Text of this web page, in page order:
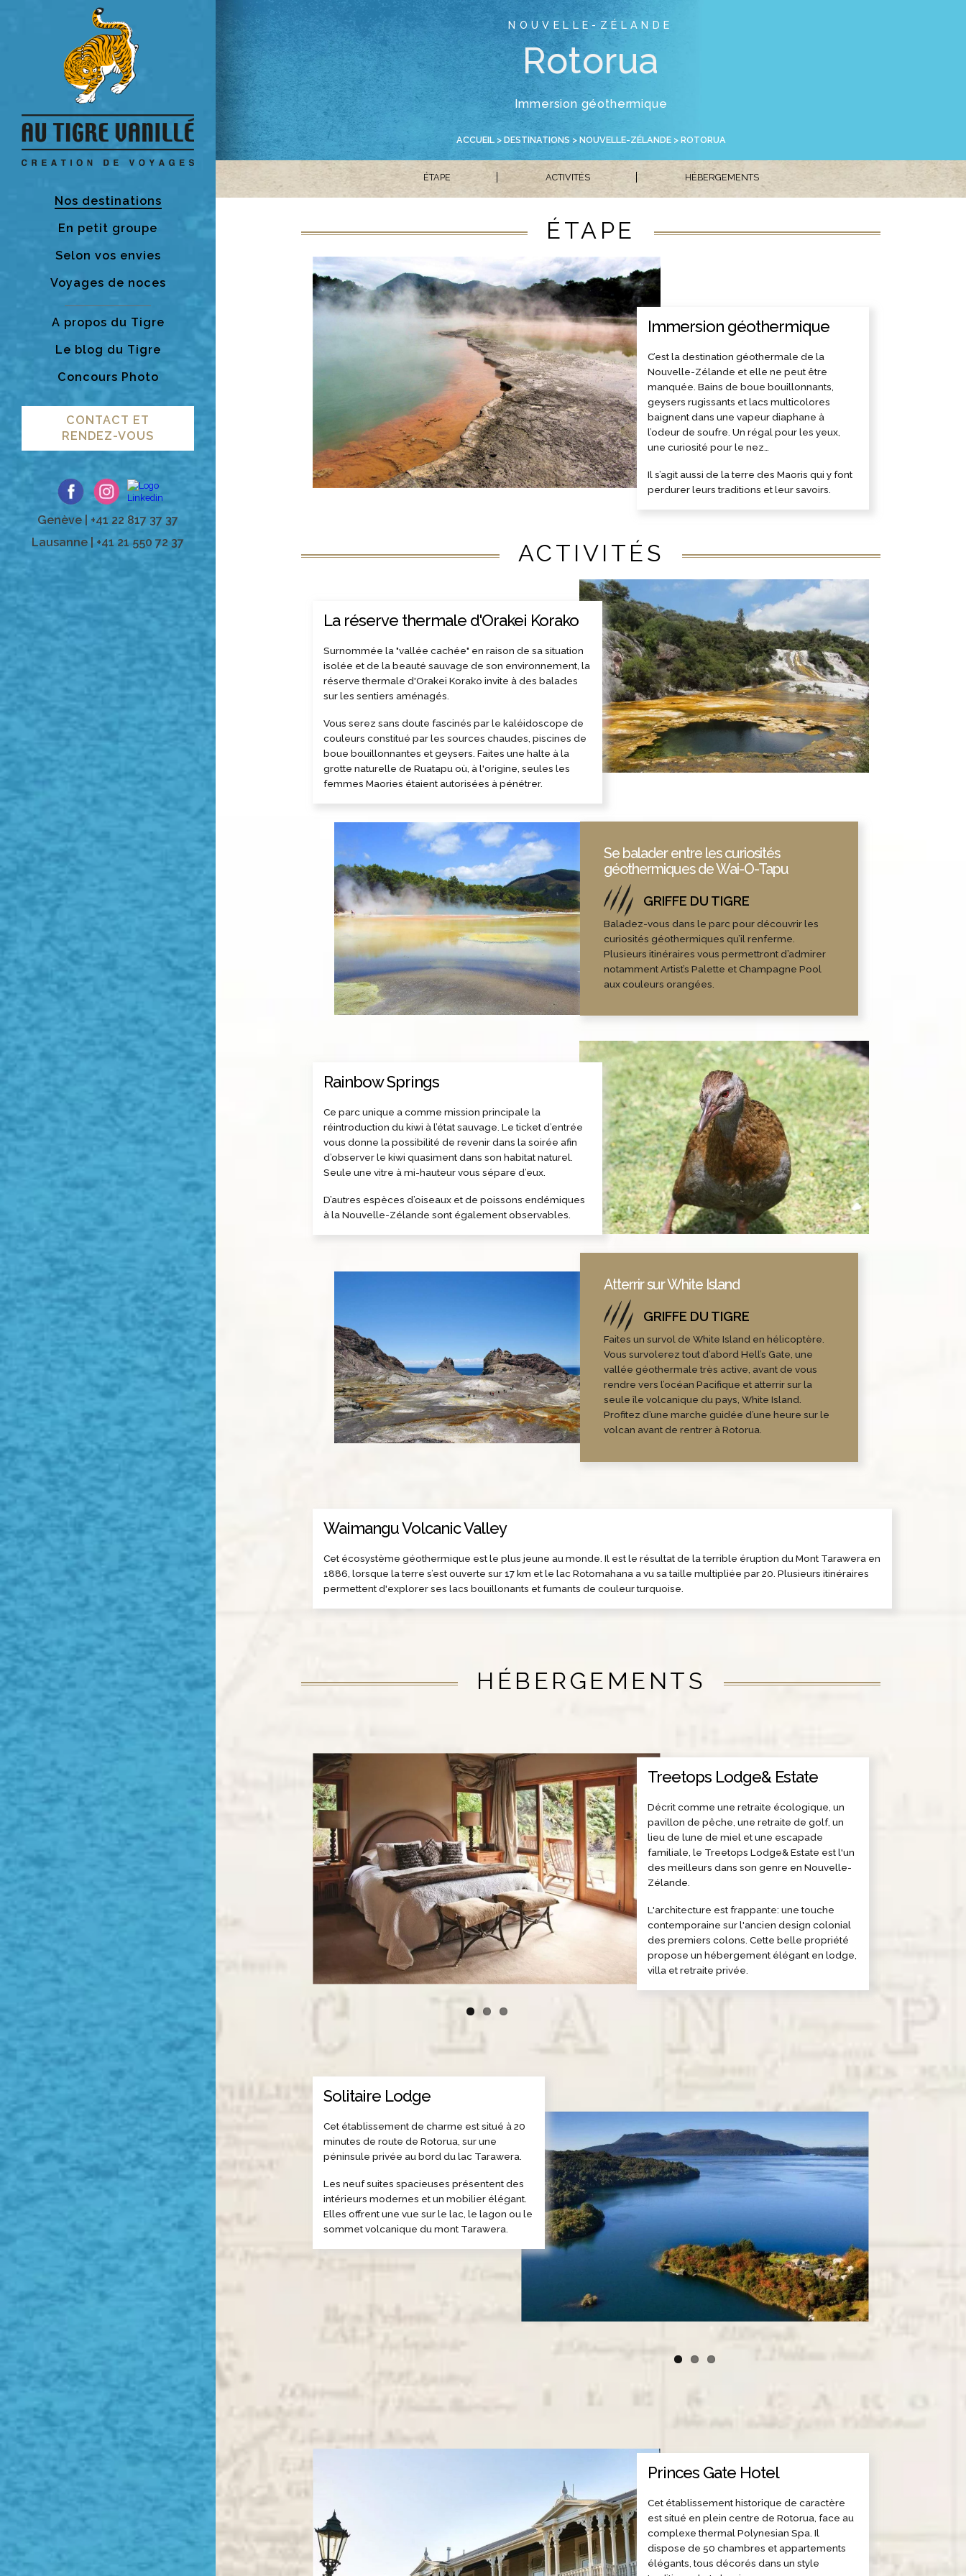
Nos destinations
En petit groupe
Selon vos envies
Voyages de noces
A propos du Tigre
Le blog du Tigre
Concours Photo
CONTACT ET
RENDEZ-VOUS
Genève | +41 22 817 37 37
Lausanne | +41 21 550 72 37
NOUVELLE-ZÉLANDE
Rotorua
Immersion géothermique
ACCUEIL> DESTINATIONS > NOUVELLE-ZÉLANDE> ROTORUA
ÉTAPE ACTIVITÉS HÉBERGEMENTS
ÉTAPE
Immersion géothermique
C’est la destination géothermale de la
Nouvelle-Zélande et elle ne peut être
manquée. Bains de boue bouillonnants,
geysers rugissants et lacs multicolores
baignent dans une vapeur diaphane à
l’odeur de soufre. Un régal pour les yeux,
une curiosité pour le nez…
Il s’agit aussi de la terre des Maoris qui y font
perdurer leurs traditions et leur savoirs.
ACTIVITÉS
La réserve thermale d'Orakei Korako
Surnommée la "vallée cachée" en raison de sa situation
isolée et de la beauté sauvage de son environnement, la
réserve thermale d'Orakei Korako invite à des balades
sur les sentiers aménagés.
Vous serez sans doute fascinés par le kaléidoscope de
couleurs constitué par les sources chaudes, piscines de
boue bouillonnantes et geysers. Faites une halte à la
grotte naturelle de Ruatapu où, à l'origine, seules les
femmes Maories étaient autorisées à pénétrer.
Se balader entre les curiosités
géothermiques de Wai-O-Tapu
Baladez-vous dans le parc pour découvrir les
curiosités géothermiques qu’il renferme.
Plusieurs itinéraires vous permettront d’admirer
notamment Artist’s Palette et Champagne Pool
aux couleurs orangées.
Rainbow Springs
Ce parc unique a comme mission principale la
réintroduction du kiwi à l’état sauvage. Le ticket d’entrée
vous donne la possibilité de revenir dans la soirée afin
d’observer le kiwi quasiment dans son habitat naturel.
Seule une vitre à mi-hauteur vous sépare d’eux.
D’autres espèces d’oiseaux et de poissons endémiques
à la Nouvelle-Zélande sont également observables.
Atterrir sur White Island
Faites un survol de White Island en hélicoptère.
Vous survolerez tout d’abord Hell’s Gate, une
vallée géothermale très active, avant de vous
rendre vers l’océan Pacifique et atterrir sur la
seule île volcanique du pays, White Island.
Profitez d’une marche guidée d’une heure sur le
volcan avant de rentrer à Rotorua.
Waimangu Volcanic Valley
Cet écosystème géothermique est le plus jeune au monde. Il est le résultat de la terrible éruption du Mont Tarawera en
1886, lorsque la terre s’est ouverte sur 17 km et le lac Rotomahana a vu sa taille multipliée par 20. Plusieurs itinéraires
permettent d'explorer ses lacs bouillonants et fumants de couleur turquoise.
HÉBERGEMENTS
Treetops Lodge& Estate
Décrit comme une retraite écologique, un
pavillon de pêche, une retraite de golf, un
lieu de lune de miel et une escapade
familiale, le Treetops Lodge& Estate est l'un
des meilleurs dans son genre en Nouvelle-
Zélande.
L'architecture est frappante: une touche
contemporaine sur l'ancien design colonial
des premiers colons. Cette belle propriété
propose un hébergement élégant en lodge,
villa et retraite privée.
Solitaire Lodge
Cet établissement de charme est situé à 20
minutes de route de Rotorua, sur une
péninsule privée au bord du lac Tarawera.
Les neuf suites spacieuses présentent des
intérieurs modernes et un mobilier élégant.
Elles offrent une vue sur le lac, le lagon ou le
sommet volcanique du mont Tarawera.
Princes Gate Hotel
Cet établissement historique de caractère
est situé en plein centre de Rotorua, face au
complexe thermal Polynesian Spa. Il
dispose de 50 chambres et appartements
élégants, tous décorés dans un style